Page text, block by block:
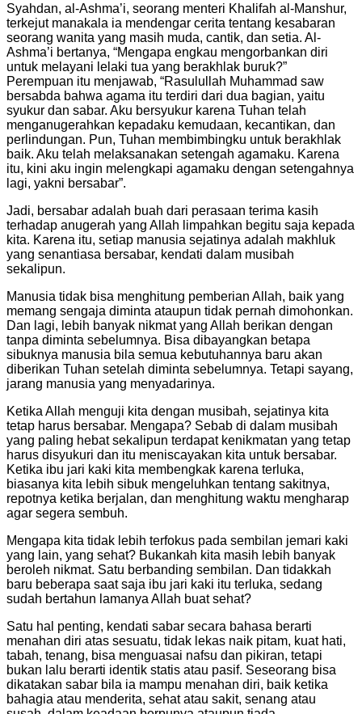
Syahdan, al-Ashma’i, seorang menteri Khalifah al-Manshur,
terkejut manakala ia mendengar cerita tentang kesabaran
seorang wanita yang masih muda, cantik, dan setia. Al-
Ashma’i bertanya, “Mengapa engkau mengorbankan diri
untuk melayani lelaki tua yang berakhlak buruk?”
Perempuan itu menjawab, “Rasulullah Muhammad saw
bersabda bahwa agama itu terdiri dari dua bagian, yaitu
syukur dan sabar. Aku bersyukur karena Tuhan telah
menganugerahkan kepadaku kemudaan, kecantikan, dan
perlindungan. Pun, Tuhan membimbingku untuk berakhlak
baik. Aku telah melaksanakan setengah agamaku. Karena
itu, kini aku ingin melengkapi agamaku dengan setengahnya
lagi, yakni bersabar”.
Jadi, bersabar adalah buah dari perasaan terima kasih
terhadap anugerah yang Allah limpahkan begitu saja kepada
kita. Karena itu, setiap manusia sejatinya adalah makhluk
yang senantiasa bersabar, kendati dalam musibah
sekalipun.
Manusia tidak bisa menghitung pemberian Allah, baik yang
memang sengaja diminta ataupun tidak pernah dimohonkan.
Dan lagi, lebih banyak nikmat yang Allah berikan dengan
tanpa diminta sebelumnya. Bisa dibayangkan betapa
sibuknya manusia bila semua kebutuhannya baru akan
diberikan Tuhan setelah diminta sebelumnya. Tetapi sayang,
jarang manusia yang menyadarinya.
Ketika Allah menguji kita dengan musibah, sejatinya kita
tetap harus bersabar. Mengapa? Sebab di dalam musibah
yang paling hebat sekalipun terdapat kenikmatan yang tetap
harus disyukuri dan itu meniscayakan kita untuk bersabar.
Ketika ibu jari kaki kita membengkak karena terluka,
biasanya kita lebih sibuk mengeluhkan tentang sakitnya,
repotnya ketika berjalan, dan menghitung waktu mengharap
agar segera sembuh.
Mengapa kita tidak lebih terfokus pada sembilan jemari kaki
yang lain, yang sehat? Bukankah kita masih lebih banyak
beroleh nikmat. Satu berbanding sembilan. Dan tidakkah
baru beberapa saat saja ibu jari kaki itu terluka, sedang
sudah bertahun lamanya Allah buat sehat?
Satu hal penting, kendati sabar secara bahasa berarti
menahan diri atas sesuatu, tidak lekas naik pitam, kuat hati,
tabah, tenang, bisa menguasai nafsu dan pikiran, tetapi
bukan lalu berarti identik statis atau pasif. Seseorang bisa
dikatakan sabar bila ia mampu menahan diri, baik ketika
bahagia atau menderita, sehat atau sakit, senang atau